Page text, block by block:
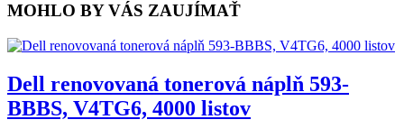
MOHLO BY VÁS ZAUJÍMAŤ
Dell renovovaná tonerová náplň 593-
BBBS, V4TG6, 4000 listov